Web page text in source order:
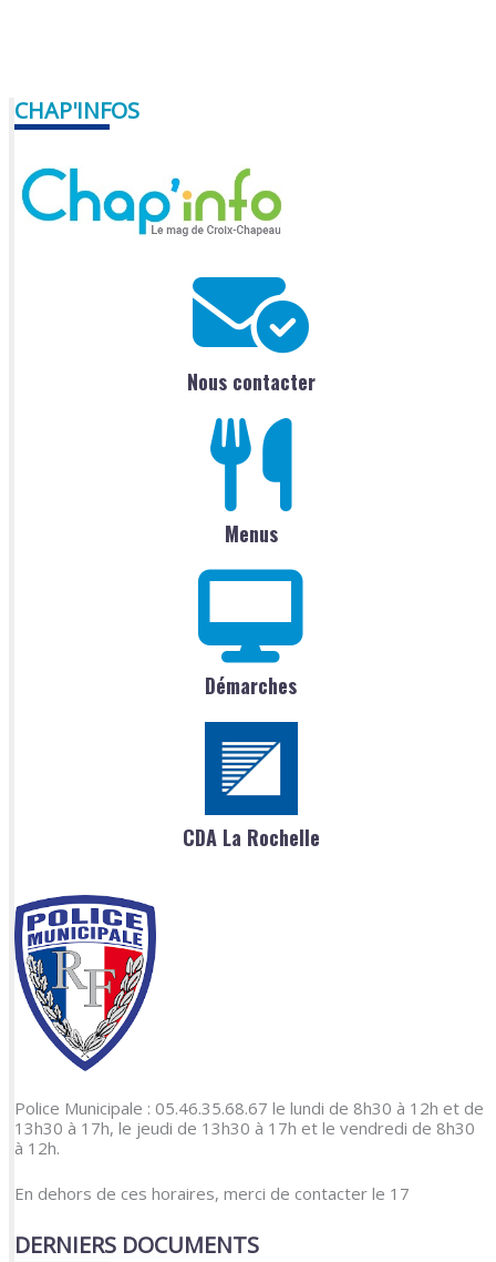
CHAP'INFOS
Nous contacter
Menus
Démarches
CDA La Rochelle
Police Municipale : 05.46.35.68.67 le lundi de 8h30 à 12h et de
13h30 à 17h, le jeudi de 13h30 à 17h et le vendredi de 8h30
à 12h.
En dehors de ces horaires, merci de contacter le 17
DERNIERS DOCUMENTS